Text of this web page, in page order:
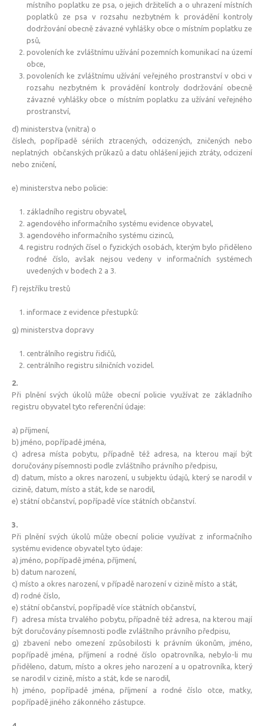
místního poplatku ze psa, o jejich držitelích a o uhrazení místních
poplatků ze psa v rozsahu nezbytném k provádění kontroly
dodržování obecně závazné vyhlášky obce o místním poplatku ze
psů,
povoleních ke zvláštnímu užívání pozemních komunikací na území
obce,
povoleních ke zvláštnímu užívání veřejného prostranství v obci v
rozsahu nezbytném k provádění kontroly dodržování obecně
závazné vyhlášky obce o místním poplatku za užívání veřejného
prostranství,
d) ministerstva (vnitra) o
číslech, popřípadě sériích ztracených, odcizených, zničených nebo
neplatných občanských průkazů a datu ohlášení jejich ztráty, odcizení
nebo zničení,
e) ministerstva nebo policie:
základního registru obyvatel,
agendového informačního systému evidence obyvatel,
agendového informačního systému cizinců,
registru rodných čísel o fyzických osobách, kterým bylo přiděleno
rodné číslo, avšak nejsou vedeny v informačních systémech
uvedených v bodech 2 a 3.
f) rejstříku trestů
informace z evidence přestupků:
g) ministerstva dopravy
centrálního registru řidičů,
centrálního registru silničních vozidel.
2.
Při plnění svých úkolů může obecní policie využívat ze základního
registru obyvatel tyto referenční údaje:
a) příjmení,
b) jméno, popřípadě jména,
c) adresa místa pobytu, případně též adresa, na kterou mají být
doručovány písemnosti podle zvláštního právního předpisu,
d) datum, místo a okres narození, u subjektu údajů, který se narodil v
cizině, datum, místo a stát, kde se narodil,
e) státní občanství, popřípadě více státních občanství.
3.
Při plnění svých úkolů může obecní policie využívat z informačního
systému evidence obyvatel tyto údaje:
a) jméno, popřípadě jména, příjmení,
b) datum narození,
c) místo a okres narození, v případě narození v cizině místo a stát,
d) rodné číslo,
e) státní občanství, popřípadě více státních občanství,
f) adresa místa trvalého pobytu, případně též adresa, na kterou mají
být doručovány písemnosti podle zvláštního právního předpisu,
g) zbavení nebo omezení způsobilosti k právním úkonům, jméno,
popřípadě jména, příjmení a rodné číslo opatrovníka, nebylo-li mu
přiděleno, datum, místo a okres jeho narození a u opatrovníka, který
se narodil v cizině, místo a stát, kde se narodil,
h) jméno, popřípadě jména, příjmení a rodné číslo otce, matky,
popřípadě jiného zákonného zástupce.